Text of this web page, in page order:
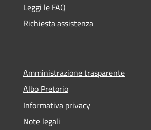
Leggi le FAQ
Richiesta assistenza
Amministrazione trasparente
Albo Pretorio
Informativa privacy
Note legali